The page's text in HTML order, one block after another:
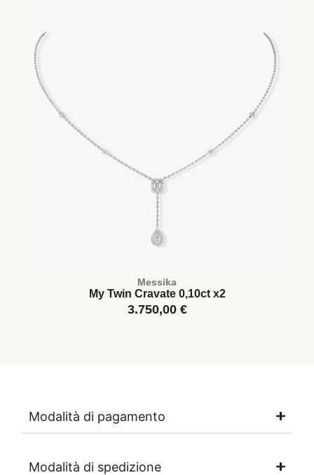
Messika
My Twin Cravate 0,10ct x2
3.750,00 €
Modalità di pagamento
Modalità di spedizione